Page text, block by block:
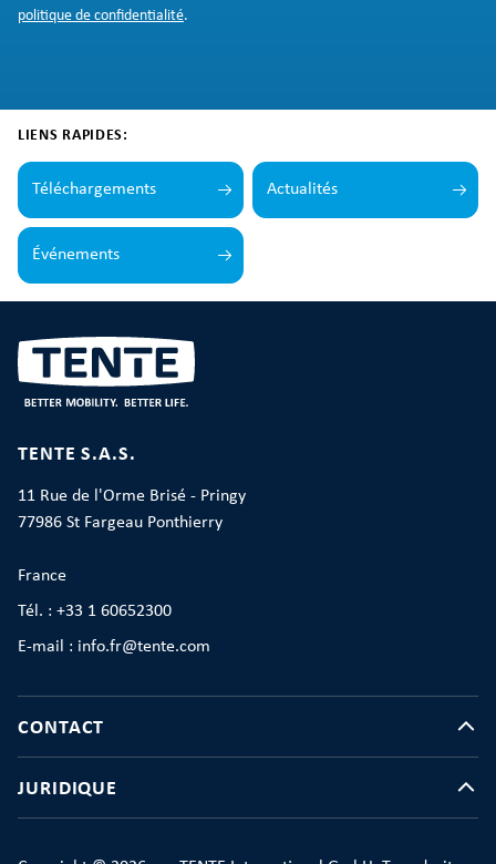
politique de confidentialité.
LIENS RAPIDES:
Téléchargements Actualités
Événements
TENTE S.A.S.
11 Rue de l'Orme Brisé - Pringy
77986 St Fargeau Ponthierry
France
Tél. : +33 1 60652300
E-mail : info.fr@tente.com
CONTACT
JURIDIQUE